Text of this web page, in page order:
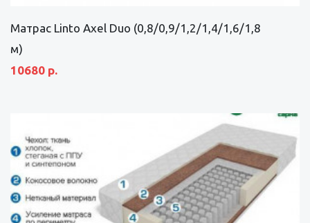
Матрас Linto Axel Duo (0,8/0,9/1,2/1,4/1,6/1,8
м)
10680 р.